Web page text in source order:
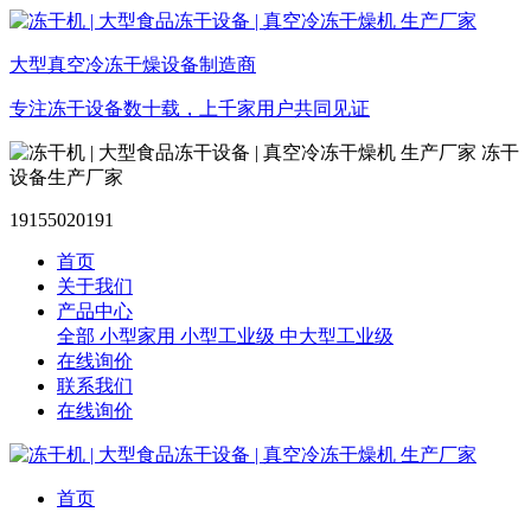
大型真空冷冻干燥设备制造商
专注冻干设备数十载，上千家用户共同见证
冻干
设备生产厂家
19155020191
首页
关于我们
产品中心
全部 小型家用 小型工业级 中大型工业级
在线询价
联系我们
在线询价
首页